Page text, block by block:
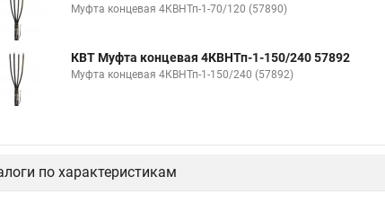
Муфта концевая 4КВНТп-1-70/120 (57890)
КВТ Муфта концевая 4КВНТп-1-150/240 57892
Муфта концевая 4КВНТп-1-150/240 (57892)
по характеристикам